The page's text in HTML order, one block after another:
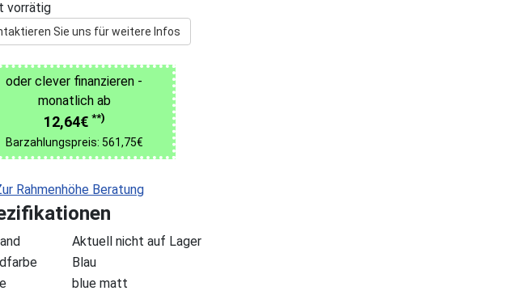
vorrätig
Sie uns für weitere Infos
oder clever finanzieren -
monatlich ab
12,64€ **)
Barzahlungspreis: 561,75€
Aktuell nicht auf Lager
Blau
blue matt